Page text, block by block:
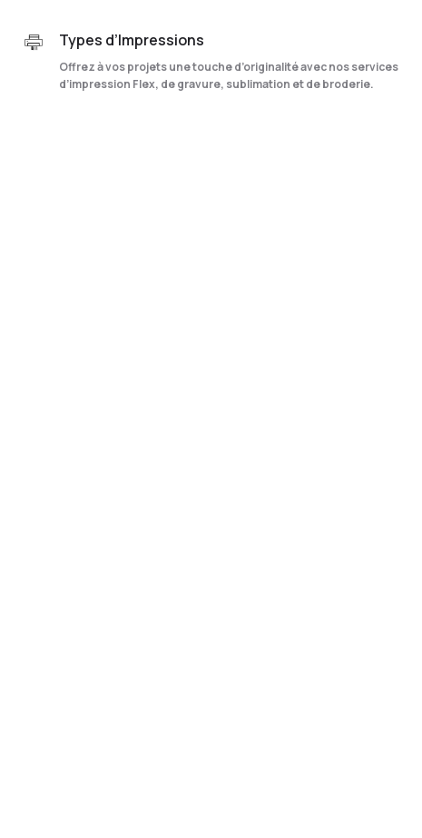
Types d’Impressions
Offrez à vos projets une touche d’originalité avec nos services
d’impression Flex, de gravure, sublimation et de broderie.